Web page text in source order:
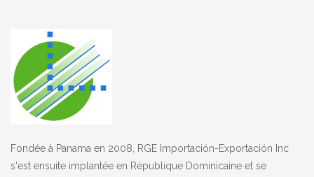
Fondée à Panama en 2008, RGE Importación-Exportación Inc
s'est ensuite implantée en République Dominicaine et se